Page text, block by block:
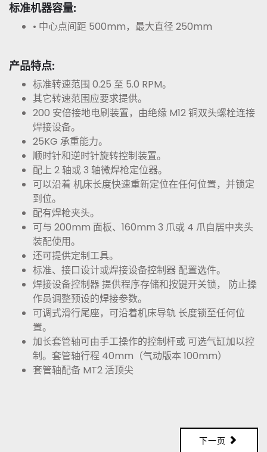
标准机器容量:
• 中心点间距 500mm，最大直径 250mm
产品特点:
标准转速范围 0.25 至 5.0 RPM。
其它转速范围应要求提供。
200 安倍接地电刷装置，由绝缘 M12 铜双头螺栓连接
焊接设备。
25KG 承重能力。
顺时针和逆时针旋转控制装置。
配上 2 轴或 3 轴微焊枪定位器。
可以沿着 机床长度快速重新定位在任何位置，并锁定
到位。
配有焊枪夹头。
可与 200mm 面板、160mm 3 爪或 4 爪自居中夹头
装配使用。
还可提供定制工具。
标准、接口设计或焊接设备控制器 配置选件。
焊接设备控制器 提供程序存储和按键开关锁， 防止操
作员调整预设的焊接参数。
可调式滑行尾座，可沿着机床导轨 长度锁至任何位
置。
加长套管轴可由手工操作的控制杆或 可选气缸加以控
制。套管轴行程 40mm（气动版本 100mm）
套管轴配备 MT2 活顶尖
下一页